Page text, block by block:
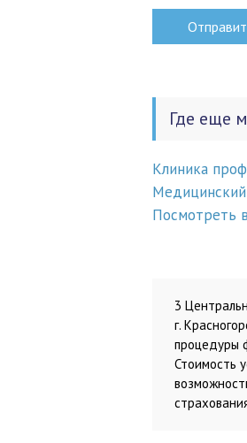
Где еще
Клиника
Посмотреть
3
г.
процедуры
Стоимость